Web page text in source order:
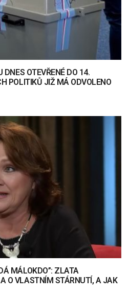
OTEVŘENÉ DO 14.
POLITIKŮ JIŽ MÁ ODVOLENO
MÁLOKDO”: ZLATA
O VLASTNÍM STÁRNUTÍ, A JAK